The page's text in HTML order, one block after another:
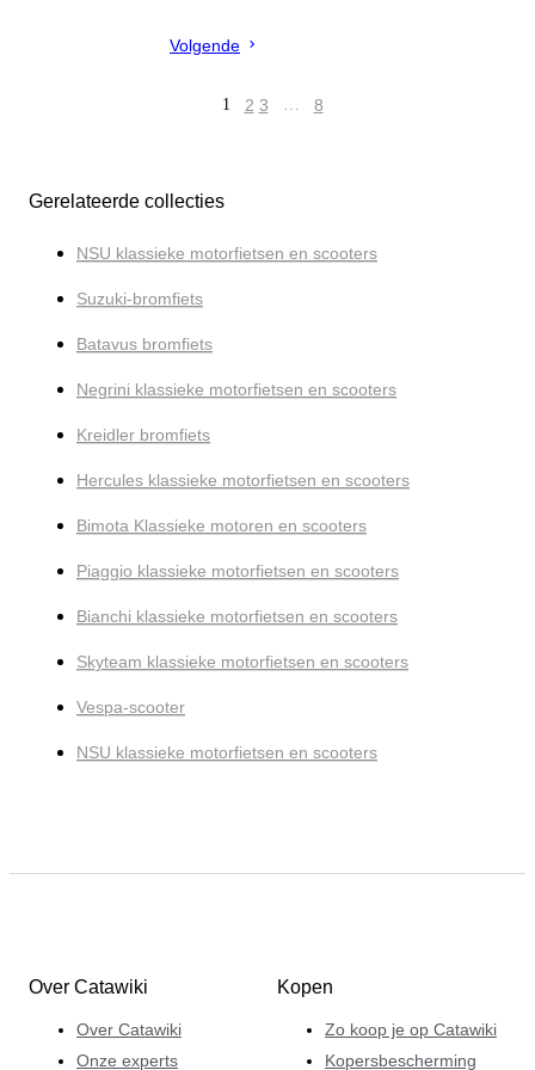
Volgende
1 2 3 … 8
Gerelateerde collecties
NSU klassieke motorfietsen en scooters
Suzuki-bromfiets
Batavus bromfiets
Negrini klassieke motorfietsen en scooters
Kreidler bromfiets
Hercules klassieke motorfietsen en scooters
Bimota Klassieke motoren en scooters
Piaggio klassieke motorfietsen en scooters
Bianchi klassieke motorfietsen en scooters
Skyteam klassieke motorfietsen en scooters
Vespa-scooter
NSU klassieke motorfietsen en scooters
Over Catawiki
Over Catawiki
Onze experts
Kopen
Zo koop je op Catawiki
Kopersbescherming